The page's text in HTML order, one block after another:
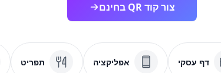
צור קוד QR בחינם
דף עסקי אפליקציה תפריט